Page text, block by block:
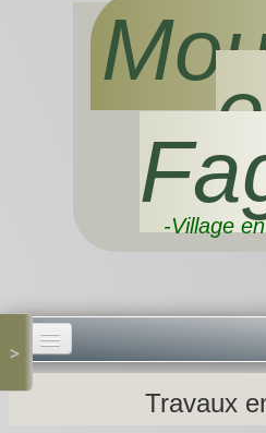
-Village
Accueil -
Vie municipale -
>
Travaux